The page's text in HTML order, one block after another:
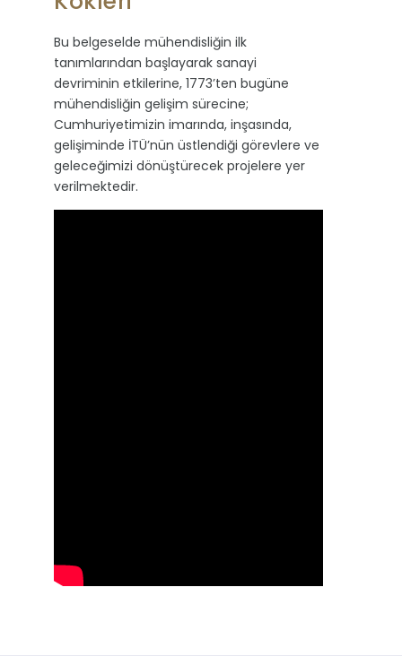
Bu belgeselde mühendisliğin ilk
tanımlarından başlayarak sanayi
devriminin etkilerine, 1773’ten bugüne
mühendisliğin gelişim sürecine;
Cumhuriyetimizin imarında, inşasında,
gelişiminde İTÜ’nün üstlendiği görevlere ve
geleceğimizi dönüştürecek projelere yer
verilmektedir.